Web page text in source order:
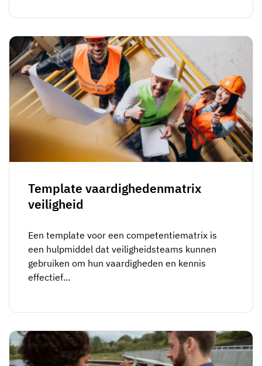
Template vaardighedenmatrix
veiligheid
Een template voor een competentiematrix is
een hulpmiddel dat veiligheidsteams kunnen
gebruiken om hun vaardigheden en kennis
effectief...